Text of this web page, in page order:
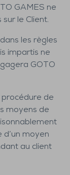
GAMES ne
le Client.
les règles
impartis ne
GOTO
procédure de
moyens de
moyen
au client